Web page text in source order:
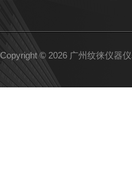
Copyright © 2026 广州纹徕仪器